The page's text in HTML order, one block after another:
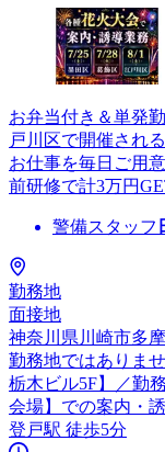
お弁当付き＆単発
戸川区で開催され
お仕事を毎日ご用
前研修で計3万円
警備スタッフ
勤務地
面接地
神奈川県川崎市多
勤務地ではありま
栃木ビル5F】／勤
会場】での案内・
登戸駅 徒歩5分